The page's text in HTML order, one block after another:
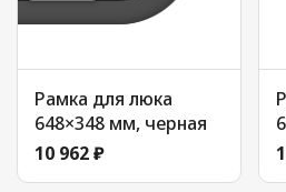
Рамка для люка
648×348 мм, черная
10 962 ₽